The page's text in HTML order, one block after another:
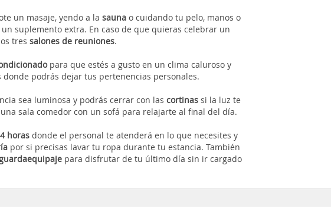
un masaje, yendo a lasauna o cuidando tu pelo, manos o
suplemento extra. En caso de que quieras celebrar un
tressalones de reuniones.
para que estés a gusto en un clima caluroso y
donde podrás dejar tus pertenencias personales.
sea luminosa y podrás cerrar con lascortinas si la luz te
sala comedor con un sofá para relajarte al final del día.
horas donde el personal te atenderá en lo que necesites y
por si precisas lavar tu ropa durante tu estancia. También
guardaequipaje para disfrutar de tu último día sin ir cargado